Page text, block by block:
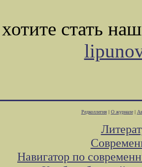
стать
Редколлегия| О журнале|
Навигатор по